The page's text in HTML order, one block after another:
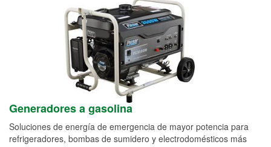
Generadores a gasolina
Soluciones de energía de emergencia de mayor potencia para
refrigeradores, bombas de sumidero y electrodomésticos más